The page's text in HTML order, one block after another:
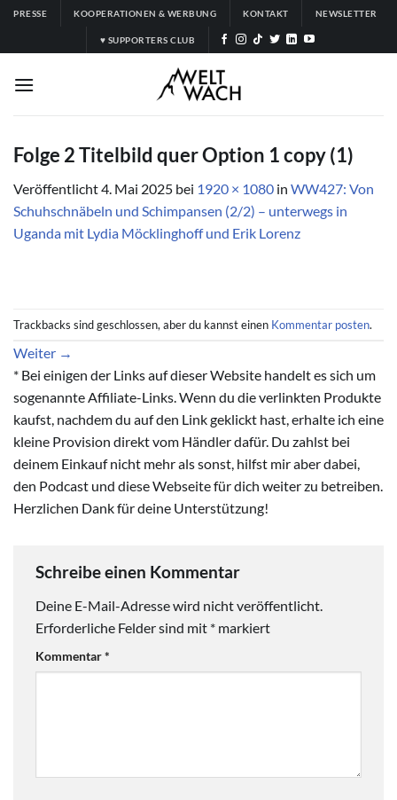
Zum
springen
PRESSE KOOPERATIONEN & WERBUNG KONTAKT NEWSLETTER
♥ SUPPORTERS CLUB
Folge 2 Titelbild quer Option 1 copy (1)
Veröffentlicht4. Mai 2025 bei 1920 × 1080 in WW427: Von
Schuhschnäbeln und Schimpansen (2/2) – unterwegs in
Uganda mit Lydia Möcklinghoff und Erik Lorenz
Trackbacks sind geschlossen, aber du kannst einen Kommentar posten.
Weiter →
* Bei einigen der Links auf dieser Website handelt es sich um
sogenannte Affiliate-Links. Wenn du die verlinkten Produkte
kaufst, nachdem du auf den Link geklickt hast, erhalte ich eine
kleine Provision direkt vom Händler dafür. Du zahlst bei
deinem Einkauf nicht mehr als sonst, hilfst mir aber dabei,
den Podcast und diese Webseite für dich weiter zu betreiben.
Herzlichen Dank für deine Unterstützung!
Schreibe einen Kommentar
Deine E-Mail-Adresse wird nicht veröffentlicht.
Erforderliche Felder sind mit * markiert
Kommentar*